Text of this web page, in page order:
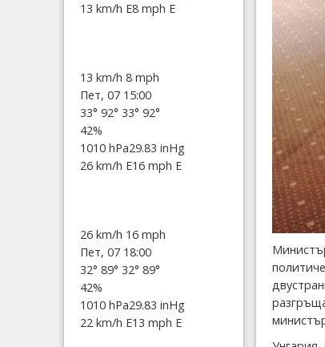
13 km/h E8 mph E
13 km/h 8 mph
Пет, 07 15:00
33° 92° 33° 92°
42%
1010 hPa29.83 inHg
26 km/h E16 mph E
26 km/h 16 mph
Пет, 07 18:00
32° 89° 32° 89°
42%
1010 hPa29.83 inHg
22 km/h E13 mph E